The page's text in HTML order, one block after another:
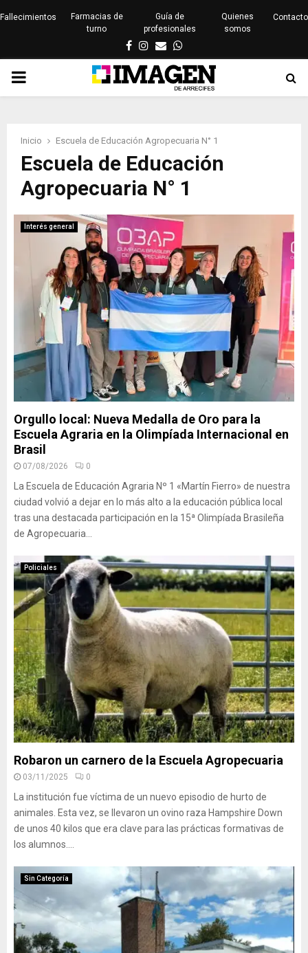
Fallecimientos
Farmacias de
turno
Guía de
profesionales
Quienes
somos
Contacto
Facebook
Instagram
EmailWhatsapp
PRIMARY
Inicio Escuela de Educación Agropecuaria N° 1
Escuela de Educación
Agropecuaria N° 1
Interés general
Orgullo local: Nueva Medalla de Oro para la
Escuela Agraria en la Olimpíada Internacional en
Brasil
07/08/2026 0
La Escuela de Educación Agraria Nº 1 «Martín Fierro» de nuestra
ciudad volvió a dejar en lo más alto a la educación pública local
tras una destacada participación en la 15ª Olimpíada Brasileña
de Agropecuaria...
Policiales
Robaron un carnero de la Escuela Agropecuaria
03/11/2025 0
La institución fue víctima de un nuevo episodio de hurto de
animales. Esta vez, se llevaron un ovino raza Hampshire Down
de unos 40 kilos que era clave para las prácticas formativas de
los alumnos....
Sin Categoría